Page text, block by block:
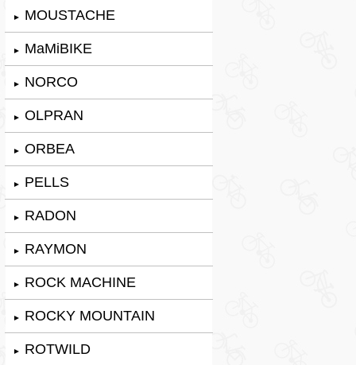
► MOUSTACHE
► MaMiBIKE
► NORCO
► OLPRAN
► ORBEA
► PELLS
► RADON
► RAYMON
► ROCK MACHINE
► ROCKY MOUNTAIN
► ROTWILD